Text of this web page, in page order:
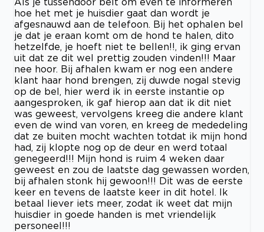
hoe het met je huisdier gaat dan wordt je
afgesnauwd aan de telefoon. Bij het ophalen bel
je dat je eraan komt om de hond te halen, dito
hetzelfde, je hoeft niet te bellen!!, ik ging ervan
uit dat ze dit wel prettig zouden vinden!!! Maar
nee hoor. Bij afhalen kwam er nog een andere
klant haar hond brengen, zij duwde nogal stevig
op de bel, hier werd ik in eerste instantie op
aangesproken, ik gaf hierop aan dat ik dit niet
was geweest, vervolgens kreeg die andere klant
even de wind van voren, en kreeg de mededeling
dat ze buiten mocht wachten totdat ik mijn hond
had, zij klopte nog op de deur en werd totaal
genegeerd!!! Mijn hond is ruim 4 weken daar
geweest en zou de laatste dag gewassen worden,
bij afhalen stonk hij gewoon!!! Dit was de eerste
keer en tevens de laatste keer in dit hotel. Ik
betaal liever iets meer, zodat ik weet dat mijn
huisdier in goede handen is met vriendelijk
personeel!!!